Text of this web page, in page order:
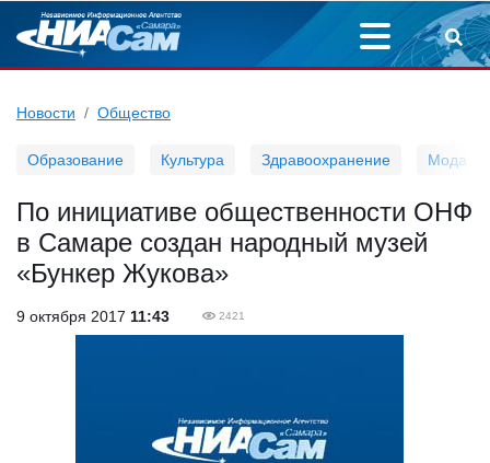
Новости Общество
Образование Культура Здравоохранение Мода
По инициативе общественности ОНФ
в Самаре создан народный музей
«Бункер Жукова»
9 октября 2017 11:43 2421